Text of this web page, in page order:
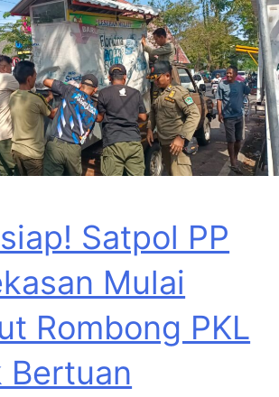
Satpol PP
Mulai
Rombong PKL
Bertuan